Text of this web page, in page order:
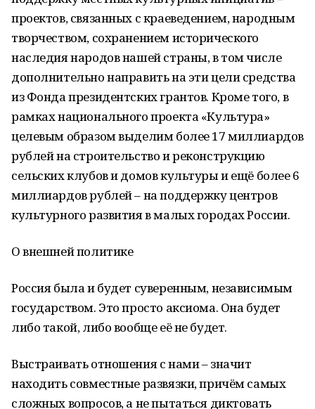
проектов, связанных с краеведением, народным
творчеством, сохранением исторического
наследия народов нашей страны, в том числе
дополнительно направить на эти цели средства
из Фонда президентских грантов. Кроме того, в
рамках национального проекта «Культура»
целевым образом выделим более 17 миллиардов
рублей на строительство и реконструкцию
сельских клубов и домов культуры и ещё более 6
миллиардов рублей – на поддержку центров
культурного развития в малых городах России.
О внешней политике
Россия была и будет суверенным, независимым
государством. Это просто аксиома. Она будет
либо такой, либо вообще её не будет.
Выстраивать отношения с нами – значит
находить совместные развязки, причём самых
сложных вопросов, а не пытаться диктовать